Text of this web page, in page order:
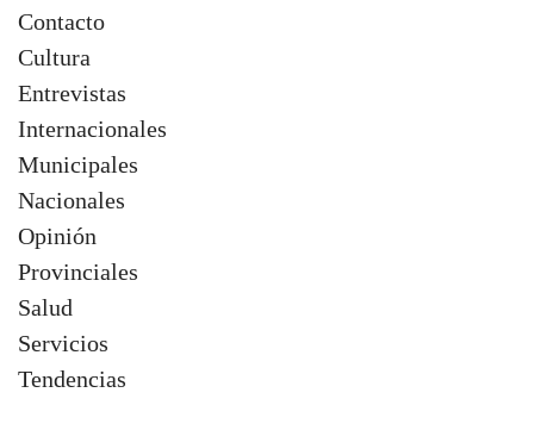
Contacto
Cultura
Entrevistas
Internacionales
Municipales
Nacionales
Opinión
Provinciales
Salud
Servicios
Tendencias